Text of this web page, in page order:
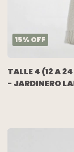
15% OFF
TALLE 4 (12 A
- JARDINERO